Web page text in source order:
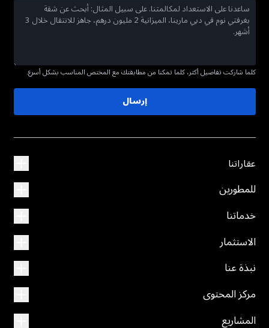
كلما شاركت تفاصيل أكثر، كلما تمكنا من مطابقتك مع المختص المناسب بشكل أسرع.
إرسال
عقاراتنا
للمطورين
خدماتنا
الاستثمار
نبذة عنا
مركز المحتوى
المشاريع